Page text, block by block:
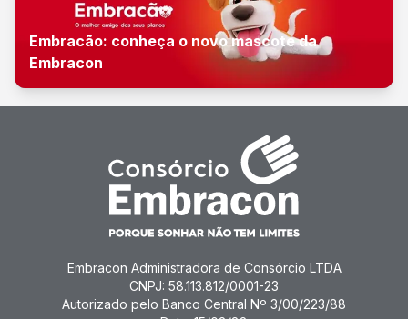
Embracão: conheça o novo mascote da
Embracon
Embracon Administradora de Consórcio LTDA
CNPJ: 58.113.812/0001-23
Autorizado pelo Banco Central Nº 3/00/223/88